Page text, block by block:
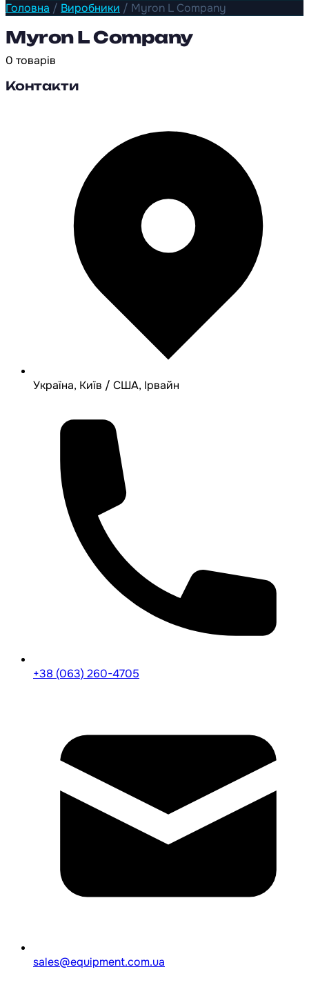
Головна / Виробники / Myron L Company
Myron L Company
0 товарів
Контакти
Україна, Київ / США, Ірвайн
+38 (063) 260-4705
sales@equipment.com.ua